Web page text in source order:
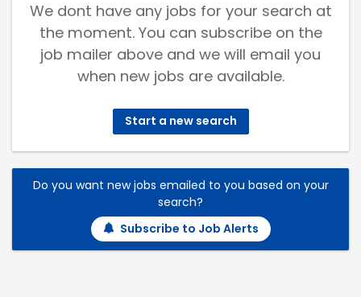
We dont have any jobs for your search at
the moment. You can subscribe on the
job mailer above and we will email you
when new jobs are available.
Start a new search
Do you want new jobs emailed to you based on your
search?
Subscribe to Job Alerts